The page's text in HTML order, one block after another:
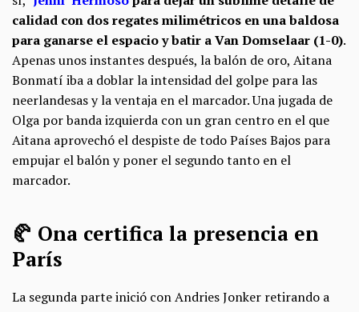
calidad con dos regates milimétricos en una baldosa
para ganarse el espacio y batir a Van Domselaar (1-0).
Apenas unos instantes después, la balón de oro, Aitana
Bonmatí iba a doblar la intensidad del golpe para las
neerlandesas y la ventaja en el marcador. Una jugada de
Olga por banda izquierda con un gran centro en el que
Aitana aprovechó el despiste de todo Países Bajos para
empujar el balón y poner el segundo tanto en el
marcador.
🥐 Ona certifica la presencia en
París
La segunda parte inició con Andries Jonker retirando a